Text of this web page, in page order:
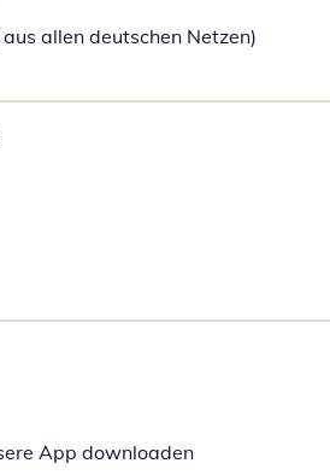
allen deutschen Netzen)
App downloadenÖffnet in